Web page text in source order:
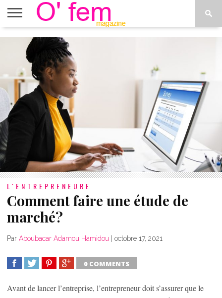
ACCUEIL
ACTU
O’FEM
ÉTOILES
DÉCONSTRUIRE
WEB
TV
PLUS
DE
MENUS
L'ENTREPRENEURE
Comment faire une étude de
marché?
Par Aboubacar Adamou Hamidou | octobre 17, 2021
0 COMMENTS
Avant de lancer l’entreprise, l’entrepreneur doit s’assurer que le